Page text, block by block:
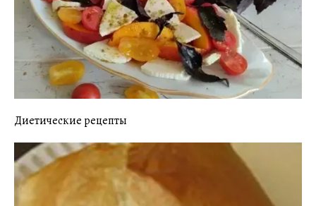
Диетические рецепты